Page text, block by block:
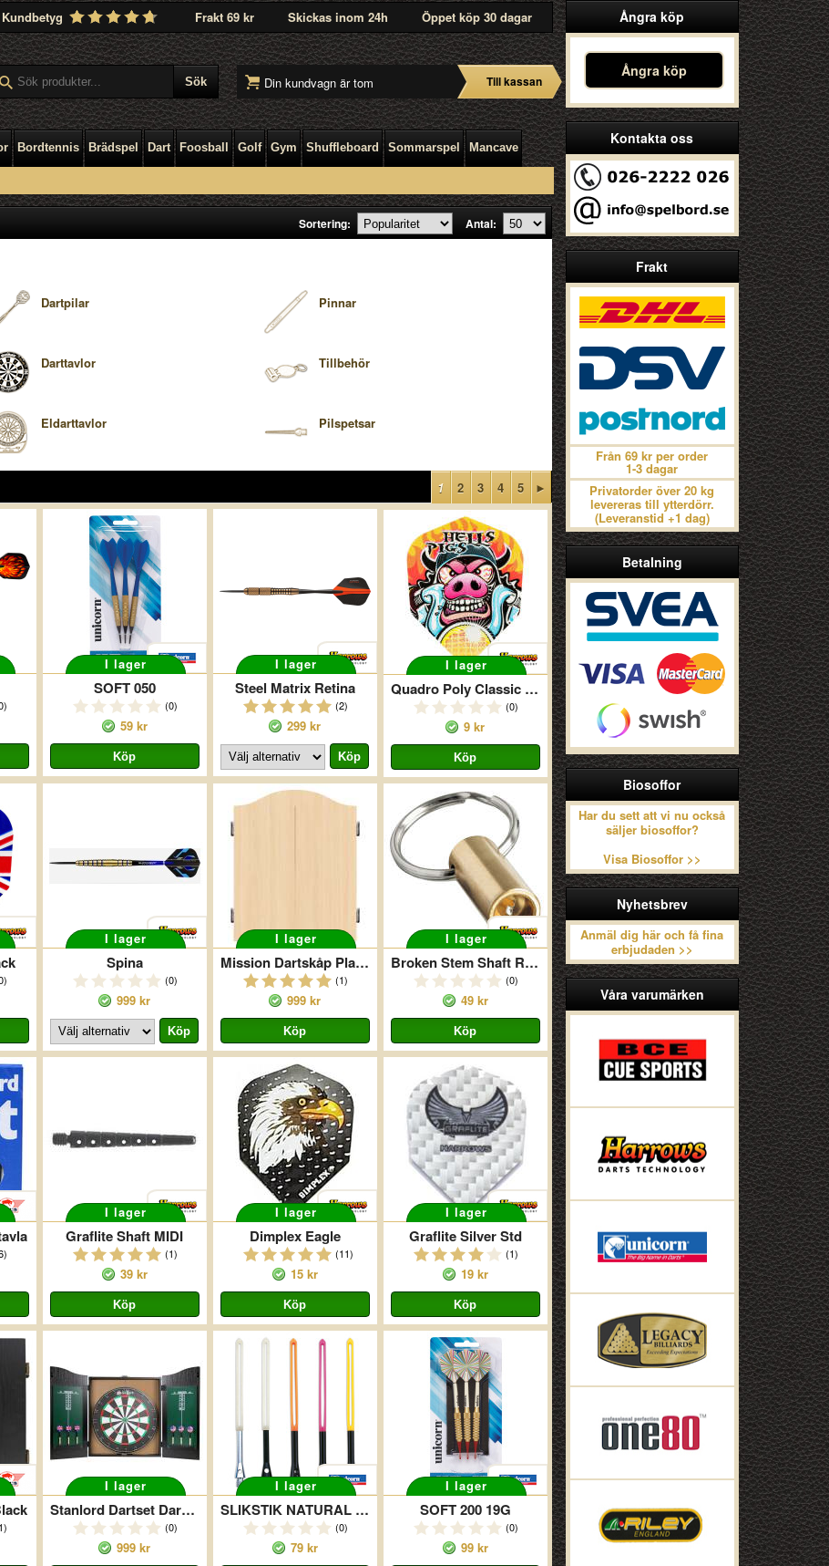
Kundbetyg Frakt 69 kr Skickas inom 24h Öppet köp 30 dagar
Din kundvagn är tom Till kassan
Bordtennis Brädspel Dart Foosball Golf Gym Shuffleboard Sommarspel Mancave
Ångra köp
Ångra köp
Kontakta oss
Frakt
Från 69 kr per order
1-3 dagar
Privatorder över 20 kg
levereras till ytterdörr.
(Leveranstid +1 dag)
Betalning
Biosoffor
Har du sett att vi nu också
säljer biosoffor?
Visa Biosoffor >>
Nyhetsbrev
Anmäl dig här och få fina
erbjudaden >>
Våra varumärken
Sortering: Antal:
Dartpilar Pinnar
Darttavlor Tillbehör
Eldarttavlor Pilspetsar
1 2 3 4 5 ►
I lager
SOFT 050
(0)
59 kr
I lager
Steel Matrix Retina
(2)
299 kr
I lager
Quadro Poly Classic Hells Pigs
(0)
9 kr
I lager
Spina
(0)
999 kr
I lager
Mission Dartskåp Plain Deluxe Ljus Ek
(1)
999 kr
I lager
Broken Stem Shaft Remover
(0)
49 kr
I lager
Graflite Shaft MIDI
(1)
39 kr
I lager
Dimplex Eagle
(11)
15 kr
I lager
Graflite Silver Std
(1)
19 kr
I lager
Stanlord Dartset Dark Wood
(0)
999 kr
I lager
SLIKSTIK NATURAL MEDIUM
(0)
79 kr
I lager
SOFT 200 19G
(0)
99 kr